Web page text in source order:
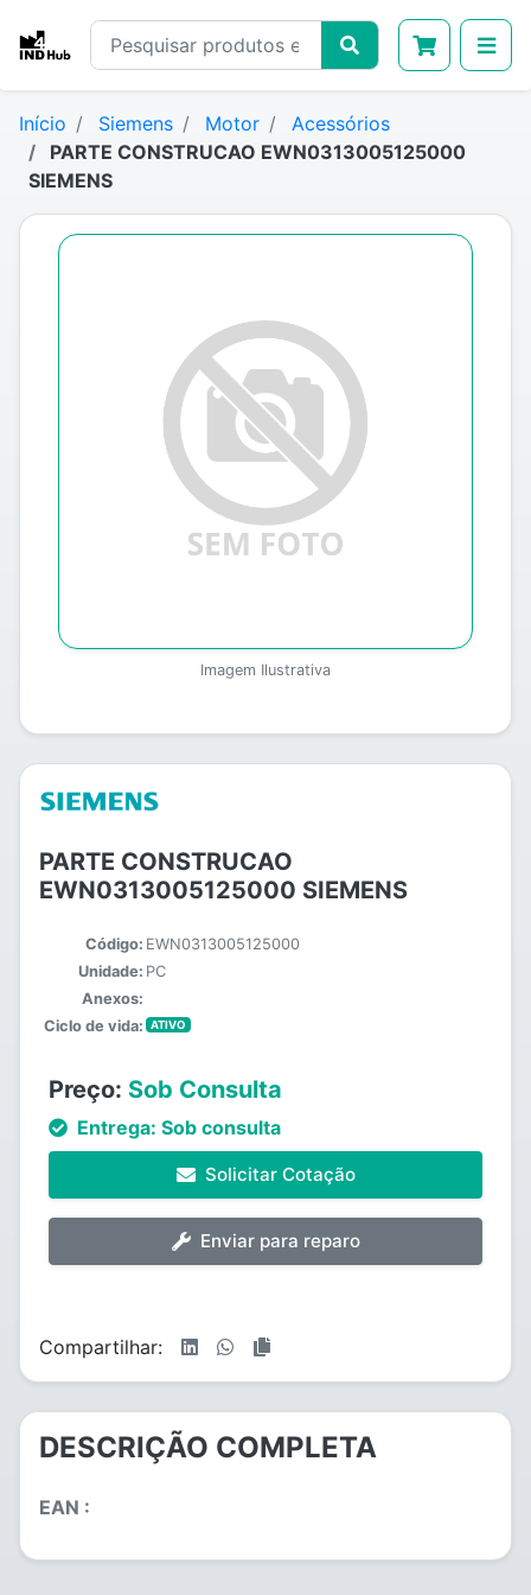
Início Siemens Motor
Acessórios
PARTE CONSTRUCAO EWN0313005125000
SIEMENS
Imagem Ilustrativa
PARTE CONSTRUCAO
EWN0313005125000 SIEMENS
Código: EWN0313005125000
Unidade: PC
Anexos:
Ciclo de vida:
ATIVO
Preço: Sob Consulta
Entrega: Sob consulta
Solicitar Cotação
Enviar para reparo
Compartilhar:
DESCRIÇÃO COMPLETA
EAN :